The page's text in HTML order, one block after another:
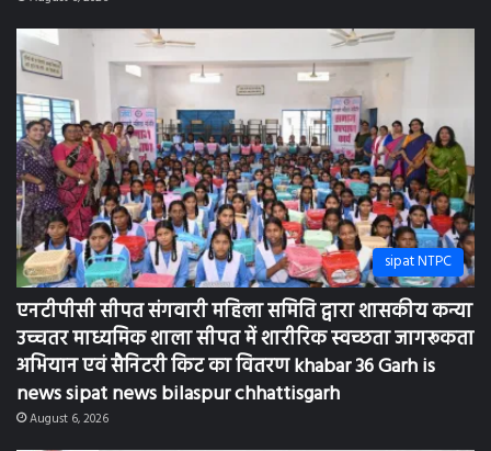
sipat NTPC
एनटीपीसी सीपत संगवारी महिला समिति द्वारा शासकीय कन्या
उच्चतर माध्यमिक शाला सीपत में शारीरिक स्वच्छता जागरूकता
अभियान एवं सैनिटरी किट का वितरण khabar 36 Garh is
news sipat news bilaspur chhattisgarh
August 6, 2026